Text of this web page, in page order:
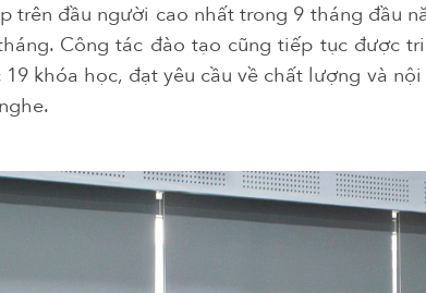
trên đầu người cao nhất trong 9 tháng đầu
Công tác đào tạo cũng tiếp tục được
khóa học, đạt yêu cầu về chất lượng và